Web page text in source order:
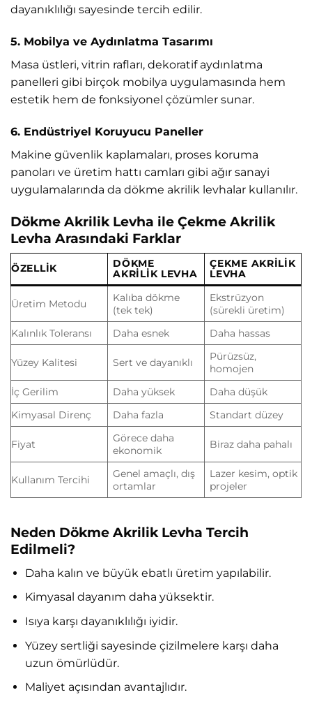
dayanıklılığı sayesinde tercih edilir.
5. Mobilya ve Aydınlatma Tasarımı
Masa üstleri, vitrin rafları, dekoratif aydınlatma
panelleri gibi birçok mobilya uygulamasında hem
estetik hem de fonksiyonel çözümler sunar.
6. Endüstriyel Koruyucu Paneller
Makine güvenlik kaplamaları, proses koruma
panoları ve üretim hattı camları gibi ağır sanayi
uygulamalarında da dökme akrilik levhalar kullanılır.
Dökme Akrilik Levha ile Çekme Akrilik
Levha Arasındaki Farklar
ÖZELLIK
DÖKME
AKRILIK LEVHA
ÇEKME AKRILIK
LEVHA
Üretim Metodu
Kalıba dökme
(tek tek)
Ekstrüzyon
(sürekli üretim)
Kalınlık Toleransı
Daha esnek Daha hassas
Yüzey Kalitesi Sert ve dayanıklı
Pürüzsüz,
homojen
İç Gerilim
Daha yüksek
Daha düşük
Kimyasal Direnç
Daha fazla Standart düzey
Fiyat
Görece daha
ekonomik
Biraz daha pahalı
Kullanım Tercihi
Genel amaçlı, dış
ortamlar
Lazer kesim, optik
projeler
Neden Dökme Akrilik Levha Tercih
Edilmeli?
Daha kalın ve büyük ebatlı üretim yapılabilir.
Kimyasal dayanım daha yüksektir.
Isıya karşı dayanıklılığı iyidir.
Yüzey sertliği sayesinde çizilmelere karşı daha
uzun ömürlüdür.
Maliyet açısından avantajlıdır.